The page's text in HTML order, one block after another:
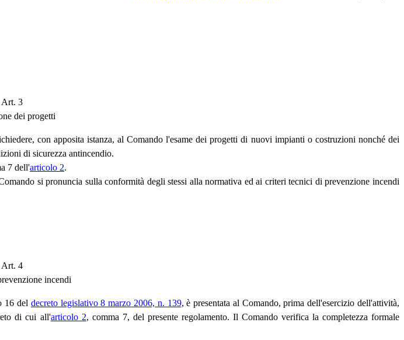
Art. 3
dei progetti
con apposita istanza, al Comando l'esame dei progetti di nuovi impianti o costruzioni nonché dei
di sicurezza antincendio.
7 dell'articolo 2.
si pronuncia sulla conformità degli stessi alla normativa ed ai criteri tecnici di prevenzione incendi
Art. 4
incendi
16 del decreto legislativo 8 marzo 2006, n. 139, è presentata al Comando, prima dell'esercizio dell'attività,
di cui all'articolo 2, comma 7, del presente regolamento. Il Comando verifica la completezza formale